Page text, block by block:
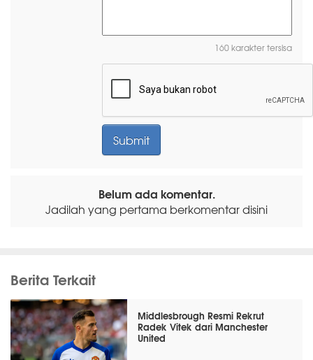
160 karakter tersisa
Belum ada komentar.
Jadilah yang pertama berkomentar disini
Berita Terkait
Middlesbrough Resmi Rekrut
Radek Vitek dari Manchester
United